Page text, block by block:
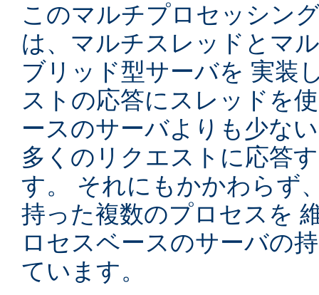
このマルチプロセッシン
は、マルチスレッドとマ
ブリッド型サーバを 実装
ストの応答にスレッドを
ースのサーバよりも少な
多くのリクエストに応答
す。 それにもかかわらず
持った複数のプロセスを
ロセスベースのサーバの
ています。